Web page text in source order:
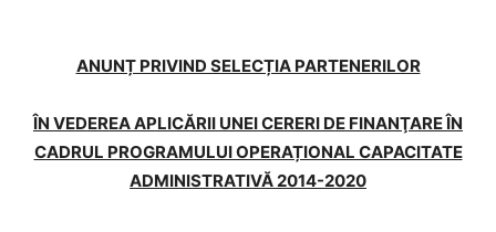
ANUNȚ PRIVIND SELECȚIA PARTENERILOR
ÎN VEDEREA APLICĂRII UNEI CERERI DE FINANŢARE ÎN
CADRUL PROGRAMULUI OPERAȚIONAL CAPACITATE
ADMINISTRATIVĂ 2014-2020